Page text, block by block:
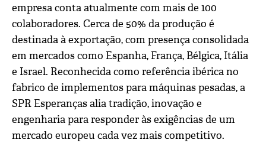
empresa conta atualmente com mais de 100
colaboradores. Cerca de 50% da produção é
destinada à exportação, com presença consolidada
em mercados como Espanha, França, Bélgica, Itália
e Israel. Reconhecida como referência ibérica no
fabrico de implementos para máquinas pesadas, a
SPR Esperanças alia tradição, inovação e
engenharia para responder às exigências de um
mercado europeu cada vez mais competitivo.